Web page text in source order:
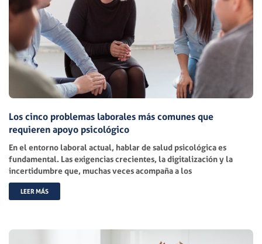
Los cinco problemas laborales más comunes que
requieren apoyo psicológico
En el entorno laboral actual, hablar de salud psicológica es
fundamental. Las exigencias crecientes, la digitalización y la
incertidumbre que, muchas veces acompaña a los
LEER MÁS